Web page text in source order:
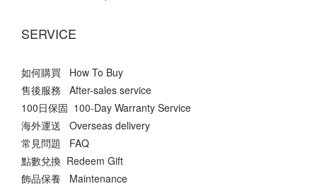
SERVICE
如何購買 How To Buy
售後服務 After-sales service
100日保固 100-Day Warranty Service
海外運送 Overseas delivery
常見問題 FAQ
點數兌換 Redeem Gift
飾品保養 Maintenance